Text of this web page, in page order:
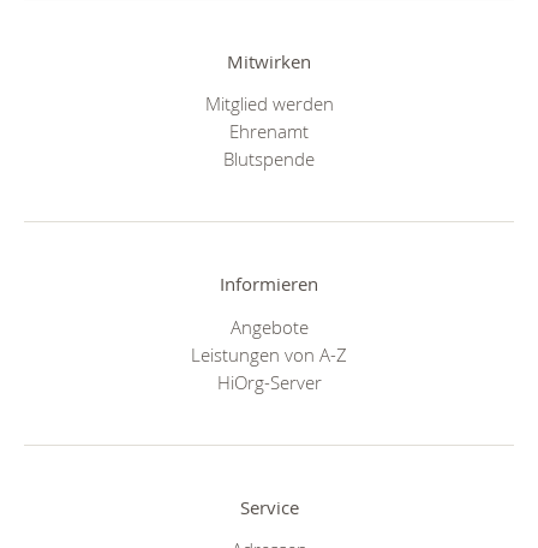
Mitwirken
Mitglied werden
Ehrenamt
Blutspende
Informieren
Angebote
Leistungen von A-Z
HiOrg-Server
Service